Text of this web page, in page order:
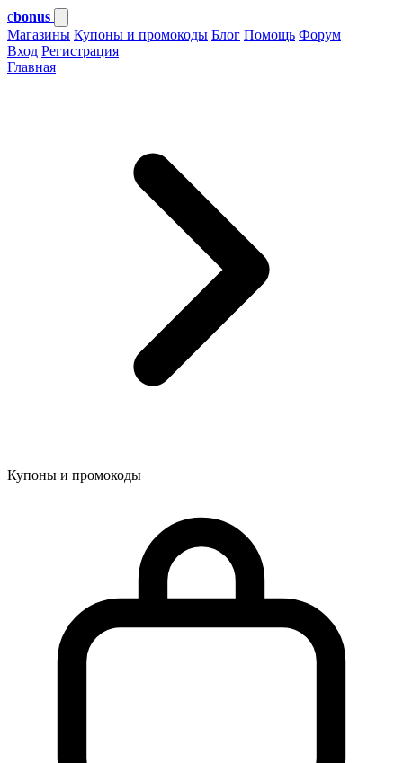
cbonus
Магазины Купоны и промокоды Блог Помощь Форум
Вход Регистрация
Главная
Купоны и промокоды